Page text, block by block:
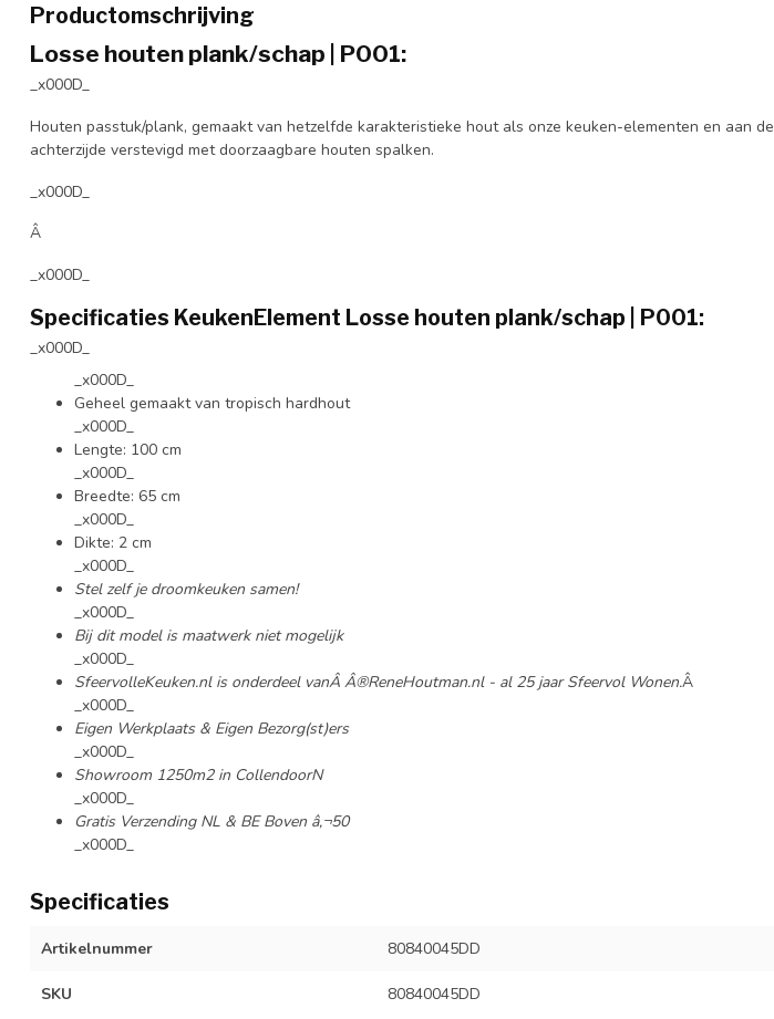
Productomschrijving
Losse houten plank/schap | P001:
_x000D_
Houten passtuk/plank, gemaakt van hetzelfde karakteristieke hout als onze keuken-elementen en aan de
achterzijde verstevigd met doorzaagbare houten spalken.
_x000D_
Â
_x000D_
Specificaties KeukenElement Losse houten plank/schap | P001:
_x000D_
_x000D_
Geheel gemaakt van tropisch hardhout
_x000D_
Lengte: 100 cm
_x000D_
Breedte: 65 cm
_x000D_
Dikte: 2 cm
_x000D_
Stel zelf je droomkeuken samen!
_x000D_
Bij dit model is maatwerk niet mogelijk
_x000D_
SfeervolleKeuken.nl is onderdeel vanÂ Â®ReneHoutman.nl - al 25 jaar Sfeervol Wonen.Â
_x000D_
Eigen Werkplaats & Eigen Bezorg(st)ers
_x000D_
Showroom 1250m2 in CollendoorN
_x000D_
Gratis Verzending NL & BE Boven â‚¬50
_x000D_
Specificaties
Artikelnummer 80840045DD
SKU 80840045DD